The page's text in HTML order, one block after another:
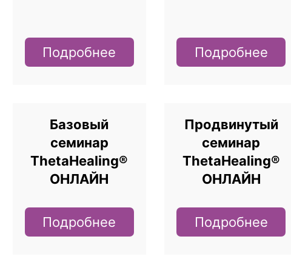
Подробнее Подробнее
Базовый
семинар
ThetaHealing®
ОНЛАЙН
Подробнее
Продвинутый
семинар
ThetaHealing®
ОНЛАЙН
Подробнее